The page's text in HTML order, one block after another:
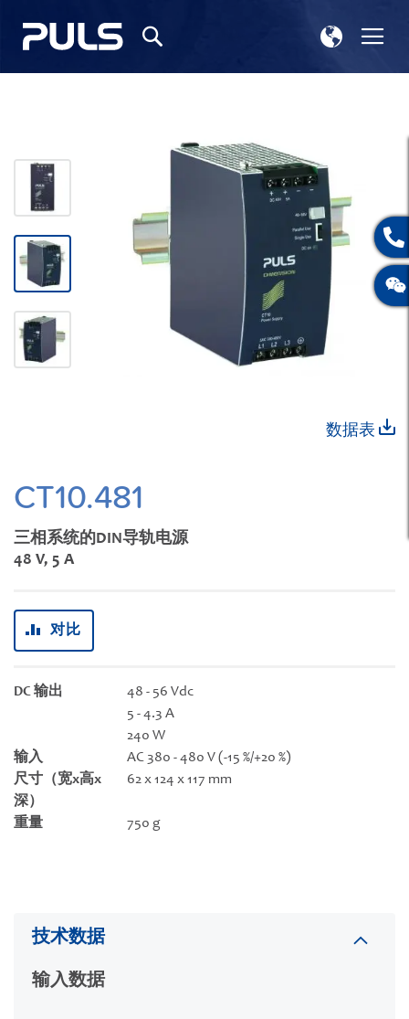
导
选
择
CT10.481
三相系统的DIN导轨电源
48 V, 5 A
数据表
对比
DC 输出
48 - 56 Vdc
5 - 4.3 A
240 W
输入
AC 380 - 480 V (-15 %/+20 %)
尺寸（宽x高x
深）
62 x 124 x 117 mm
重量 750 g
图
片
库
图
像
库
开
技术数据
输入数据